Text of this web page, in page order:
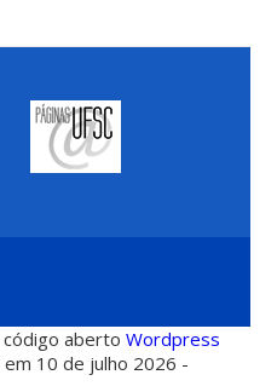
código abertoWordpress
10 de julho 2026 -